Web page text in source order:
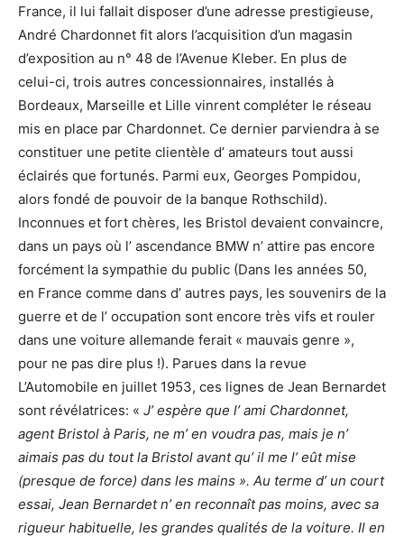
France, il lui fallait disposer d’une adresse prestigieuse,
André Chardonnet fit alors l’acquisition d’un magasin
d’exposition au n° 48 de l’Avenue Kleber. En plus de
celui-ci, trois autres concessionnaires, installés à
Bordeaux, Marseille et Lille vinrent compléter le réseau
mis en place par Chardonnet. Ce dernier parviendra à se
constituer une petite clientèle d’ amateurs tout aussi
éclairés que fortunés. Parmi eux, Georges Pompidou,
alors fondé de pouvoir de la banque Rothschild).
Inconnues et fort chères, les Bristol devaient convaincre,
dans un pays où l’ ascendance BMW n’ attire pas encore
forcément la sympathie du public (Dans les années 50,
en France comme dans d’ autres pays, les souvenirs de la
guerre et de l’ occupation sont encore très vifs et rouler
dans une voiture allemande ferait « mauvais genre »,
pour ne pas dire plus !). Parues dans la revue
L’Automobile en juillet 1953, ces lignes de Jean Bernardet
sont révélatrices: « J’ espère que l’ ami Chardonnet,
agent Bristol à Paris, ne m’ en voudra pas, mais je n’
aimais pas du tout la Bristol avant qu’ il me l’ eût mise
(presque de force) dans les mains ». Au terme d’ un court
essai, Jean Bernardet n’ en reconnaît pas moins, avec sa
rigueur habituelle, les grandes qualités de la voiture. Il en